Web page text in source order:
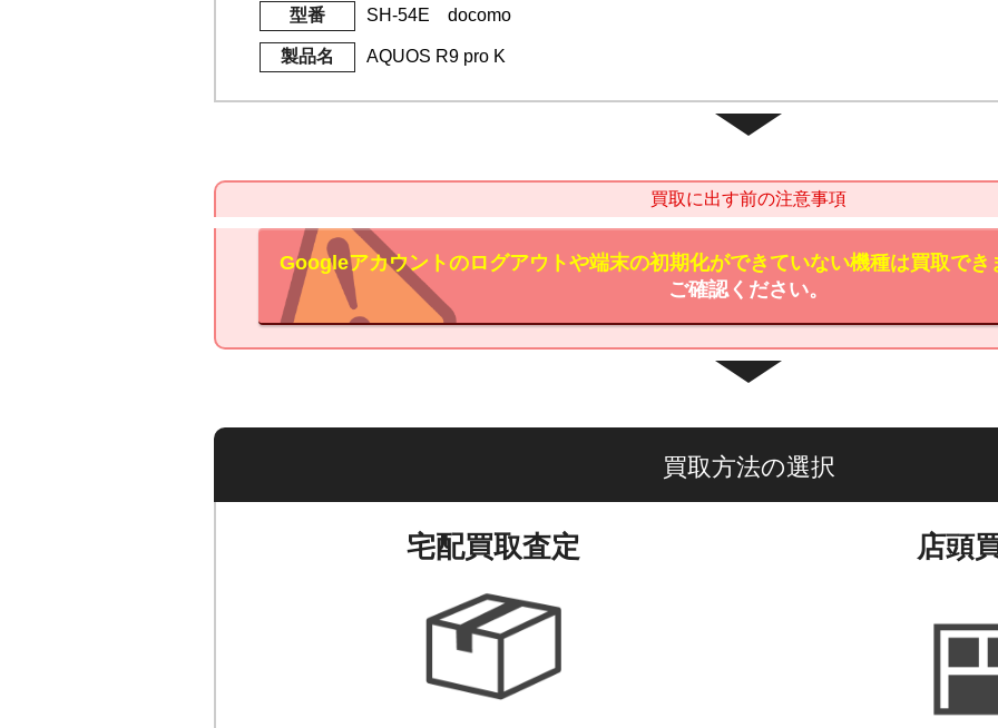
型番 SH-54E docomo
製品名 AQUOS R9 pro K
買取に出す前の注意事項
Googleアカウントのログアウトや端末の初期化ができていない機種は買取でき
ご確認ください。
買取方法の選択
宅配買取査定 店頭